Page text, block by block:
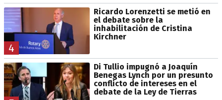
4
Ricardo Lorenzetti se metió en
el debate sobre la
inhabilitación de Cristina
Kirchner
Di Tullio impugnó a Joaquín
Benegas Lynch por un presunto
conflicto de intereses en el
debate de la Ley de Tierras